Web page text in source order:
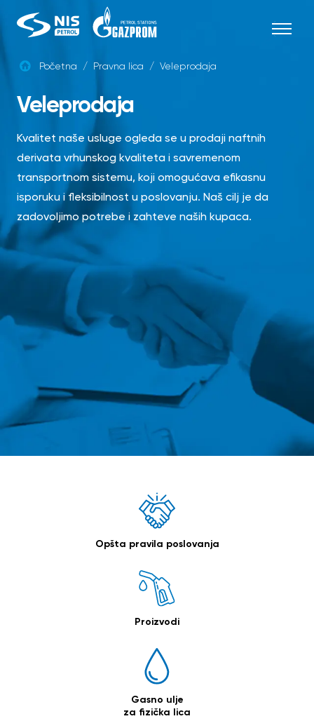
content
Početna / Pravna lica / Veleprodaja
Veleprodaja
Kvalitet naše usluge ogleda se u prodaji naftnih
derivata vrhunskog kvaliteta i savremenom
transportnom sistemu, koji omogućava efikasnu
isporuku i fleksibilnost u poslovanju. Naš cilj je da
zadovoljimo potrebe i zahteve naših kupaca.
Opšta pravila poslovanja
Proizvodi
Gasno ulje
za fizička lica